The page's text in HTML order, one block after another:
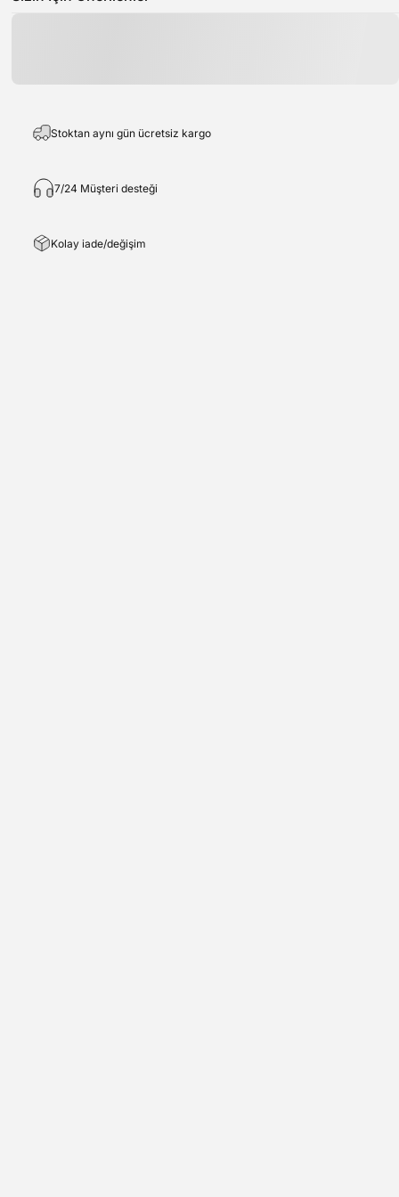
Stoktan aynı gün ücretsiz kargo
7/24 Müşteri desteği
Kolay iade/değişim